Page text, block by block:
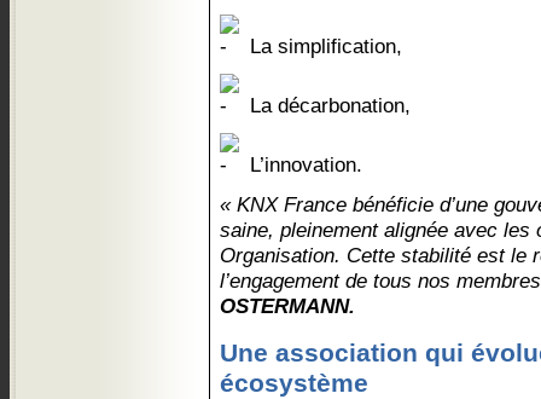
La simplification,
La décarbonation,
L’innovation.
« KNX France bénéficie d’une
saine, pleinement alignée avec les
Organisation. Cette stabilité est le
l’engagement de tous nos
OSTERMANN.
Une association qui
écosystème